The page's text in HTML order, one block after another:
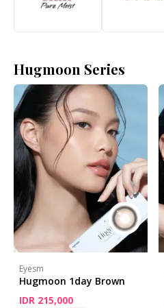
Hugmoon Series
Eyesm
Hugmoon 1day Brown
IDR 215,000